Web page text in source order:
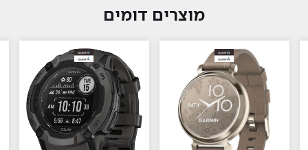
מוצרים דומים